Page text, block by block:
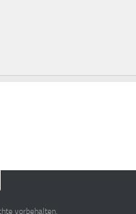
vorbehalten.